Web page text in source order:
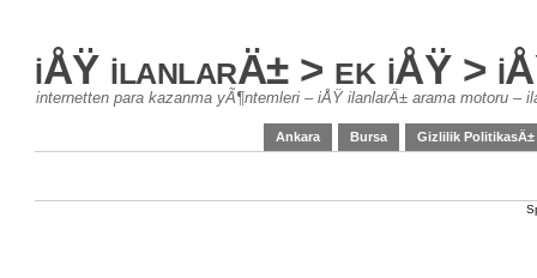
iÅŸ ilanlarÄ± > ek iÅŸ >
internetten para kazanma yÃ¶ntemleri – iÅŸ ilanlarÄ± arama motoru –
Ankara Bursa Gizlilik PolitikasÄ±